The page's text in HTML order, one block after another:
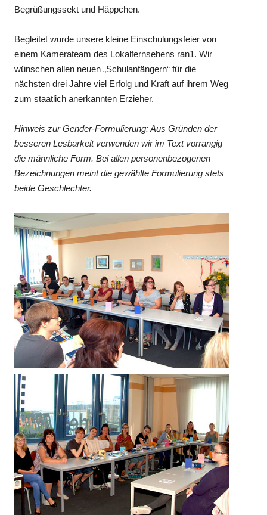
Begrüßungssekt und Häppchen.
Begleitet wurde unsere kleine Einschulungsfeier von
einem Kamerateam des Lokalfernsehens ran1. Wir
wünschen allen neuen „Schulanfängern“ für die
nächsten drei Jahre viel Erfolg und Kraft auf ihrem Weg
zum staatlich anerkannten Erzieher.
Hinweis zur Gender-Formulierung: Aus Gründen der
besseren Lesbarkeit verwenden wir im Text vorrangig
die männliche Form. Bei allen personenbezogenen
Bezeichnungen meint die gewählte Formulierung stets
beide Geschlechter.